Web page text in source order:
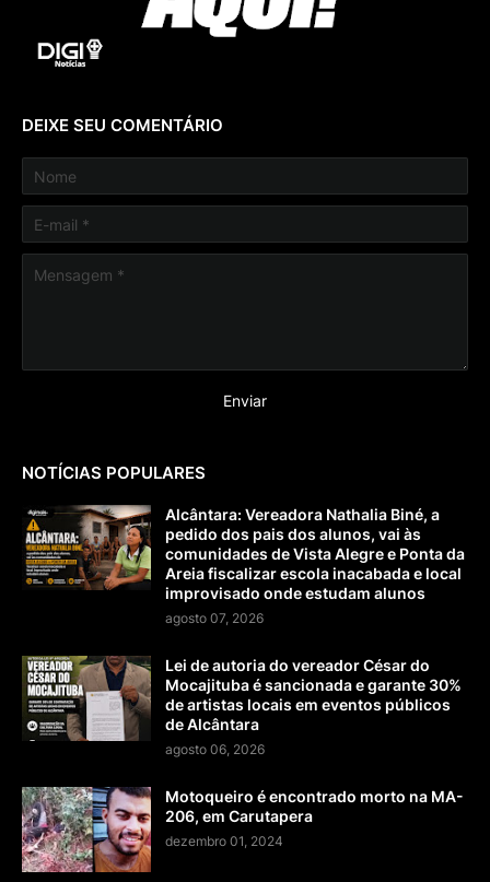
DEIXE SEU COMENTÁRIO
NOTÍCIAS POPULARES
Alcântara: Vereadora Nathalia Biné, a
pedido dos pais dos alunos, vai às
comunidades de Vista Alegre e Ponta da
Areia fiscalizar escola inacabada e local
improvisado onde estudam alunos
agosto 07, 2026
Lei de autoria do vereador César do
Mocajituba é sancionada e garante 30%
de artistas locais em eventos públicos
de Alcântara
agosto 06, 2026
Motoqueiro é encontrado morto na MA-
206, em Carutapera
dezembro 01, 2024